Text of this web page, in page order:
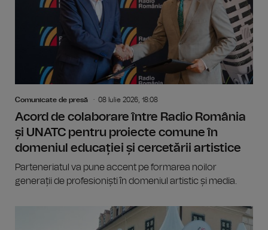
Comunicate de presă 08 Iulie 2026, 18:08
Acord de colaborare între Radio România
și UNATC pentru proiecte comune în
domeniul educației și cercetării artistice
Parteneriatul va pune accent pe formarea noilor
generații de profesioniști în domeniul artistic și media.